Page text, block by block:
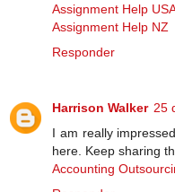
Assignment Help
Assignment Help NZ
Responder
Harrison Walker 25
I am really
here. Keep sharing
Accounting